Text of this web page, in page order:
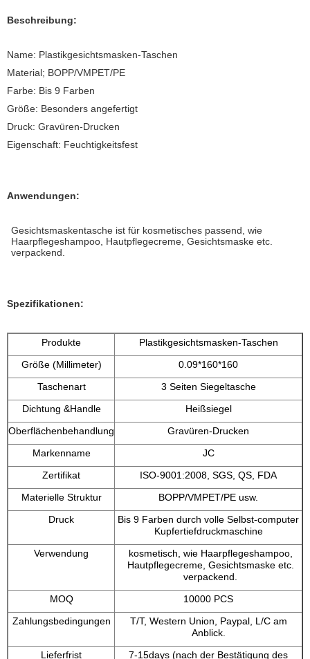
Beschreibung:
Name: Plastikgesichtsmasken-Taschen
Material; BOPP/VMPET/PE
Farbe: Bis 9 Farben
Größe: Besonders angefertigt
Druck: Gravüren-Drucken
Eigenschaft: Feuchtigkeitsfest
Anwendungen:
Gesichtsmaskentasche ist für kosmetisches passend, wie
Haarpflegeshampoo, Hautpflegecreme, Gesichtsmaske etc.
verpackend.
Spezifikationen:
Produkte
Plastikgesichtsmasken-Taschen
Größe (Millimeter)
0.09*160*160
Taschenart
3 Seiten Siegeltasche
Dichtung &Handle
Heißsiegel
Oberflächenbehandlung
Gravüren-Drucken
Markenname
JC
Zertifikat
ISO-9001:2008, SGS, QS, FDA
Materielle Struktur
BOPP/VMPET/PE usw.
Druck
Bis 9 Farben durch volle Selbst-computer
Kupfertiefdruckmaschine
Verwendung
kosmetisch, wie Haarpflegeshampoo,
Hautpflegecreme, Gesichtsmaske etc.
verpackend.
MOQ
10000 PCS
Zahlungsbedingungen
T/T, Western Union, Paypal, L/C am
Anblick.
Lieferfrist
7-15days (nach der Bestätigung des